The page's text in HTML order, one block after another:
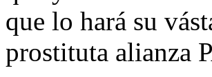
que lo hará su
prostituta alianza